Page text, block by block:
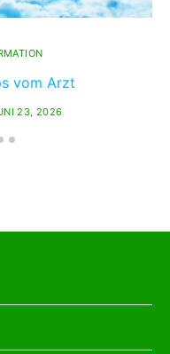
vom Arzt
23, 2026